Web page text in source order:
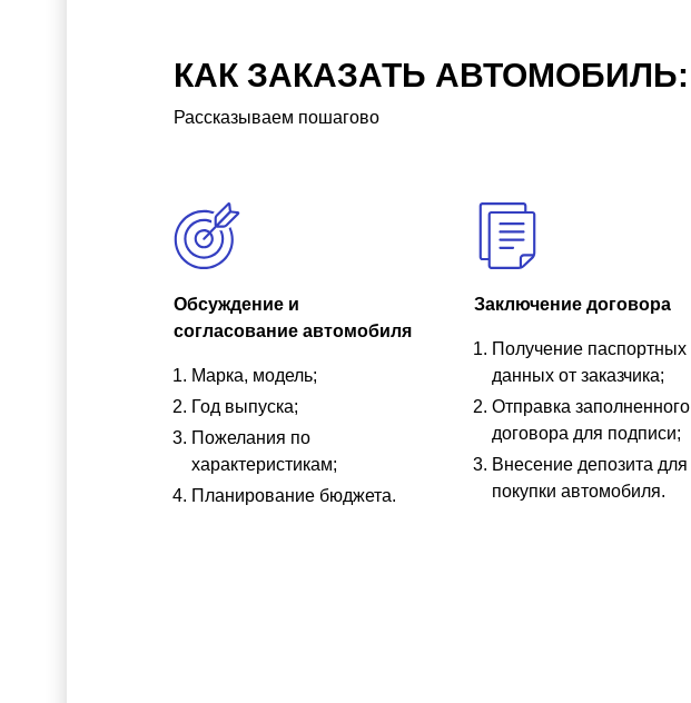
КАК ЗАКАЗАТЬ АВТОМОБИЛЬ:
Рассказываем пошагово
Обсуждение и
согласование автомобиля
Марка, модель;
Год выпуска;
Пожелания по
характеристикам;
Планирование бюджета.
Заключение договора
Получение паспортных
данных от заказчика;
Отправка заполненного
договора для подписи;
Внесение депозита для
покупки автомобиля.